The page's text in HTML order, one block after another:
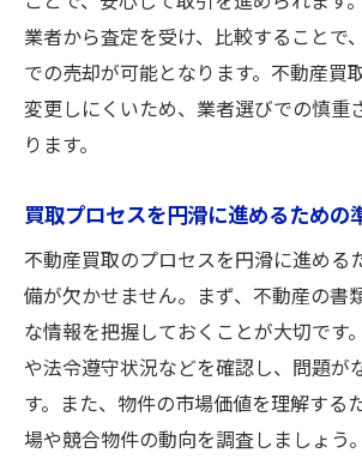
業者から査定を受け、比較することで
での売却が可能となります。不動産買
変更しにくいため、業者選びでの慎重
ります。
買取プロセスを円滑に進めるための
不動産買取のプロセスを円滑に進める
備が欠かせません。まず、不動産の書
な情報を把握しておくことが大切です
や法令遵守状況などを確認し、問題が
す。また、物件の市場価値を理解する
場や競合物件の動向を調査しましょう